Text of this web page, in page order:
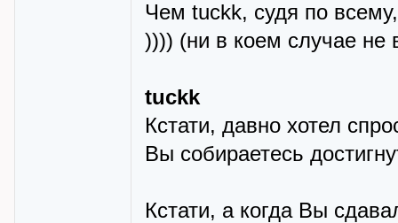
Чем tuckk, судя по
)))) (ни в коем случае не
tuckk
Кстати, давно хотел
Вы собираетесь
Кстати, а когда Вы